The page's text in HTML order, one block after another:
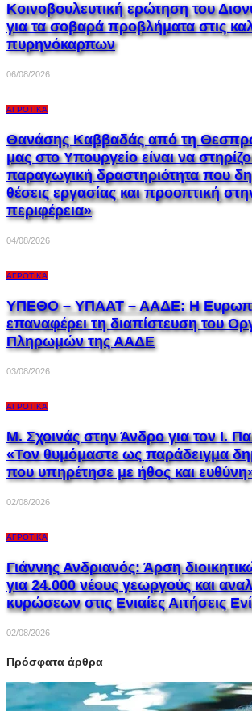
Κοινοβουλευτική ερώτηση του
για τα σοβαρά προβλήματα στις
πυρηνόκαρπων
06/08/2026
ΑΓΡΟΤΙΚΆ
Θανάσης Καββαδάς από τη
μας στο Υπουργείο είναι να
παραγωγική δραστηριότητα που
θέσεις εργασίας και προοπτική
περιφέρεια»
04/08/2026
ΑΓΡΟΤΙΚΆ
ΥΠΕΘΟ – ΥΠΑΑΤ – ΑΑΔΕ: H
επαναφέρει τη διαπίστευση του
Πληρωμών της ΑΑΔΕ
03/08/2026
ΑΓΡΟΤΙΚΆ
Μ. Σχοινάς στην Άνδρο για τον Ι.
«Τον θυμόμαστε ως παράδειγμα
που υπηρέτησε με ήθος και
02/08/2026
ΑΓΡΟΤΙΚΆ
Γιάννης Ανδριανός: Άρση
για 24.000 νέους γεωργούς και
κυρώσεων στις Ενιαίες Αιτήσεις
02/08/2026
Πρόσφατα άρθρα